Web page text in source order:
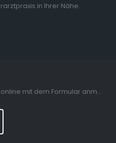
in Ihrer Nähe.
Als Tierärztin/Tierarzt jetzt hier online mit dem Formular anmelden.